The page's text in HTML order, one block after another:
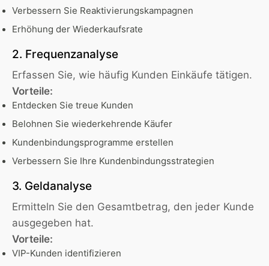
Verbessern Sie Reaktivierungskampagnen
Erhöhung der Wiederkaufsrate
2. Frequenzanalyse
Erfassen Sie, wie häufig Kunden Einkäufe tätigen.
Vorteile:
Entdecken Sie treue Kunden
Belohnen Sie wiederkehrende Käufer
Kundenbindungsprogramme erstellen
Verbessern Sie Ihre Kundenbindungsstrategien
3. Geldanalyse
Ermitteln Sie den Gesamtbetrag, den jeder Kunde
ausgegeben hat.
Vorteile:
VIP-Kunden identifizieren